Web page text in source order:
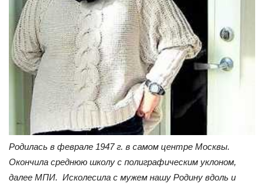
Родилась в феврале 1947 г. в самом центре Москвы.
Окончила среднюю школу с полиграфическим уклоном,
далее МПИ. Исколесила с мужем нашу Родину вдоль и